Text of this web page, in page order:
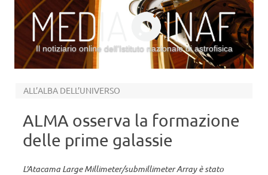
Il notiziario online dell’Istituto nazionale di astrofisica
ALL’ALBA DELL’UNIVERSO
ALMA osserva la formazione
delle prime galassie
L'Atacama Large Millimeter/submillimeter Array è stato